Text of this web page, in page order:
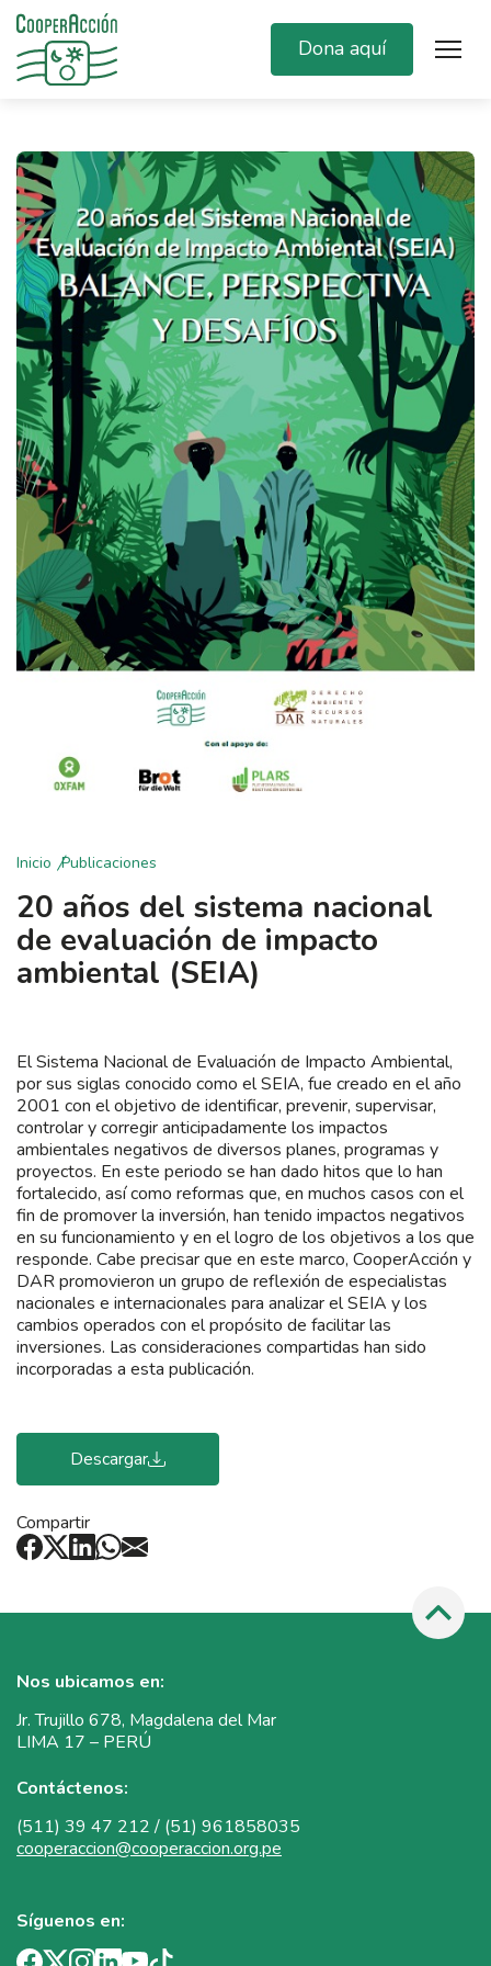
Dona aquí
Inicio Publicaciones
20 años del sistema nacional
de evaluación de impacto
ambiental (SEIA)
El Sistema Nacional de Evaluación de Impacto Ambiental,
por sus siglas conocido como el SEIA, fue creado en el año
2001 con el objetivo de identificar, prevenir, supervisar,
controlar y corregir anticipadamente los impactos
ambientales negativos de diversos planes, programas y
proyectos. En este periodo se han dado hitos que lo han
fortalecido, así como reformas que, en muchos casos con el
fin de promover la inversión, han tenido impactos negativos
en su funcionamiento y en el logro de los objetivos a los que
responde. Cabe precisar que en este marco, CooperAcción y
DAR promovieron un grupo de reflexión de especialistas
nacionales e internacionales para analizar el SEIA y los
cambios operados con el propósito de facilitar las
inversiones. Las consideraciones compartidas han sido
incorporadas a esta publicación.
Descargar
Compartir
Nos ubicamos en:
Jr. Trujillo 678, Magdalena del Mar
LIMA 17 – PERÚ
Contáctenos:
(511) 39 47 212 / (51) 961858035
cooperaccion@cooperaccion.org.pe
Síguenos en: